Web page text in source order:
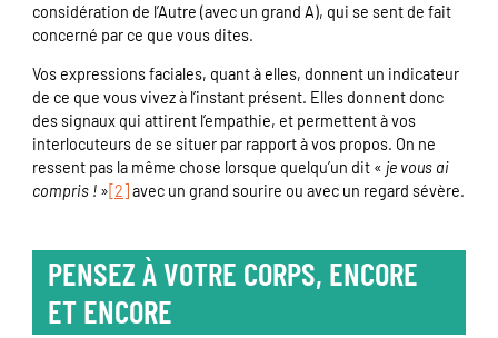
considération de l’Autre (avec un grand A), qui se sent de fait
concerné par ce que vous dites.
Vos expressions faciales, quant à elles, donnent un indicateur
de ce que vous vivez à l’instant présent. Elles donnent donc
des signaux qui attirent l’empathie, et permettent à vos
interlocuteurs de se situer par rapport à vos propos. On ne
ressent pas la même chose lorsque quelqu’un dit « je vous ai
compris !»[2] avec un grand sourire ou avec un regard sévère.
PENSEZ À VOTRE CORPS, ENCORE
ET ENCORE